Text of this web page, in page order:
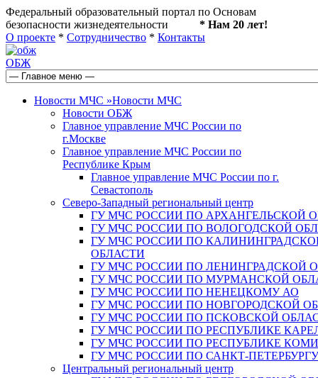
Федеральный образовательный портал по Основам
безопасности жизнедеятельности * Нам 20 лет!
О проекте * Сотрудничество * Контакты
ОБЖ
Новости МЧС »Новости МЧС
Новости ОБЖ
Главное управление МЧС России по
г.Москве
Главное управление МЧС России по
Республике Крым
Главное управление МЧС России по г.
Севастополь
Северо-Западный региональный центр
ГУ МЧС РОССИИ ПО АРХАНГЕЛЬСКОЙ
ГУ МЧС РОССИИ ПО ВОЛОГОДСКОЙ
ГУ МЧС РОССИИ ПО
ОБЛАСТИ
ГУ МЧС РОССИИ ПО ЛЕНИНГРАДСКОЙ
ГУ МЧС РОССИИ ПО МУРМАНСКОЙ
ГУ МЧС РОССИИ ПО НЕНЕЦКОМУ АО
ГУ МЧС РОССИИ ПО НОВГОРОДСКОЙ
ГУ МЧС РОССИИ ПО ПСКОВСКОЙ
ГУ МЧС РОССИИ ПО РЕСПУБЛИКЕ
ГУ МЧС РОССИИ ПО РЕСПУБЛИКЕ КОМИ
ГУ МЧС РОССИИ ПО САНКТ-ПЕТЕРБУРГУ
Центральный региональный центр